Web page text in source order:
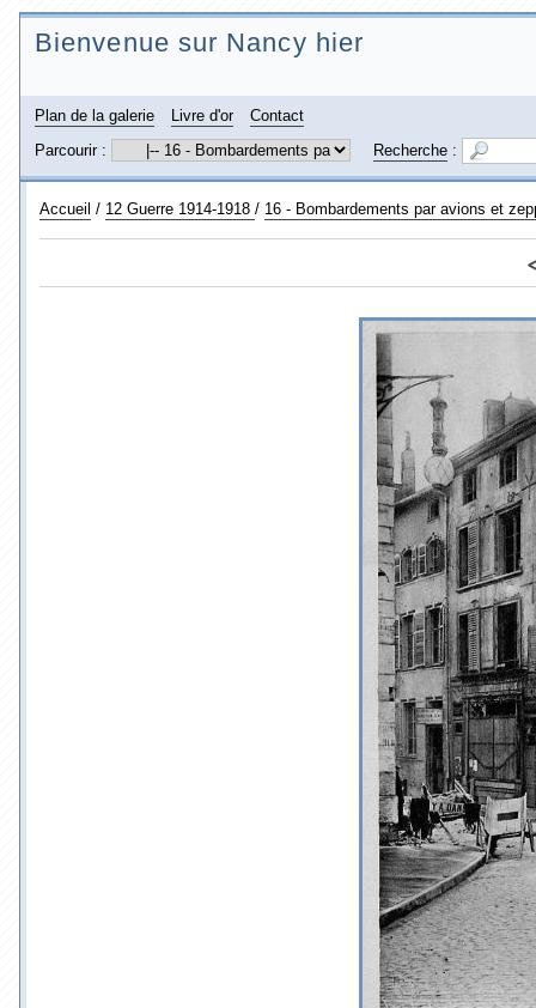
Bienvenue sur Nancy hier
Plan de la galerie Livre d'or
Contact
Parcourir :
Recherche :
Accueil / 12 Guerre 1914-1918 / 16 - Bombardements par avions et